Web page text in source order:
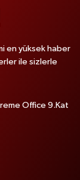
en yüksek haber
ile sizlerle
Office 9.Kat